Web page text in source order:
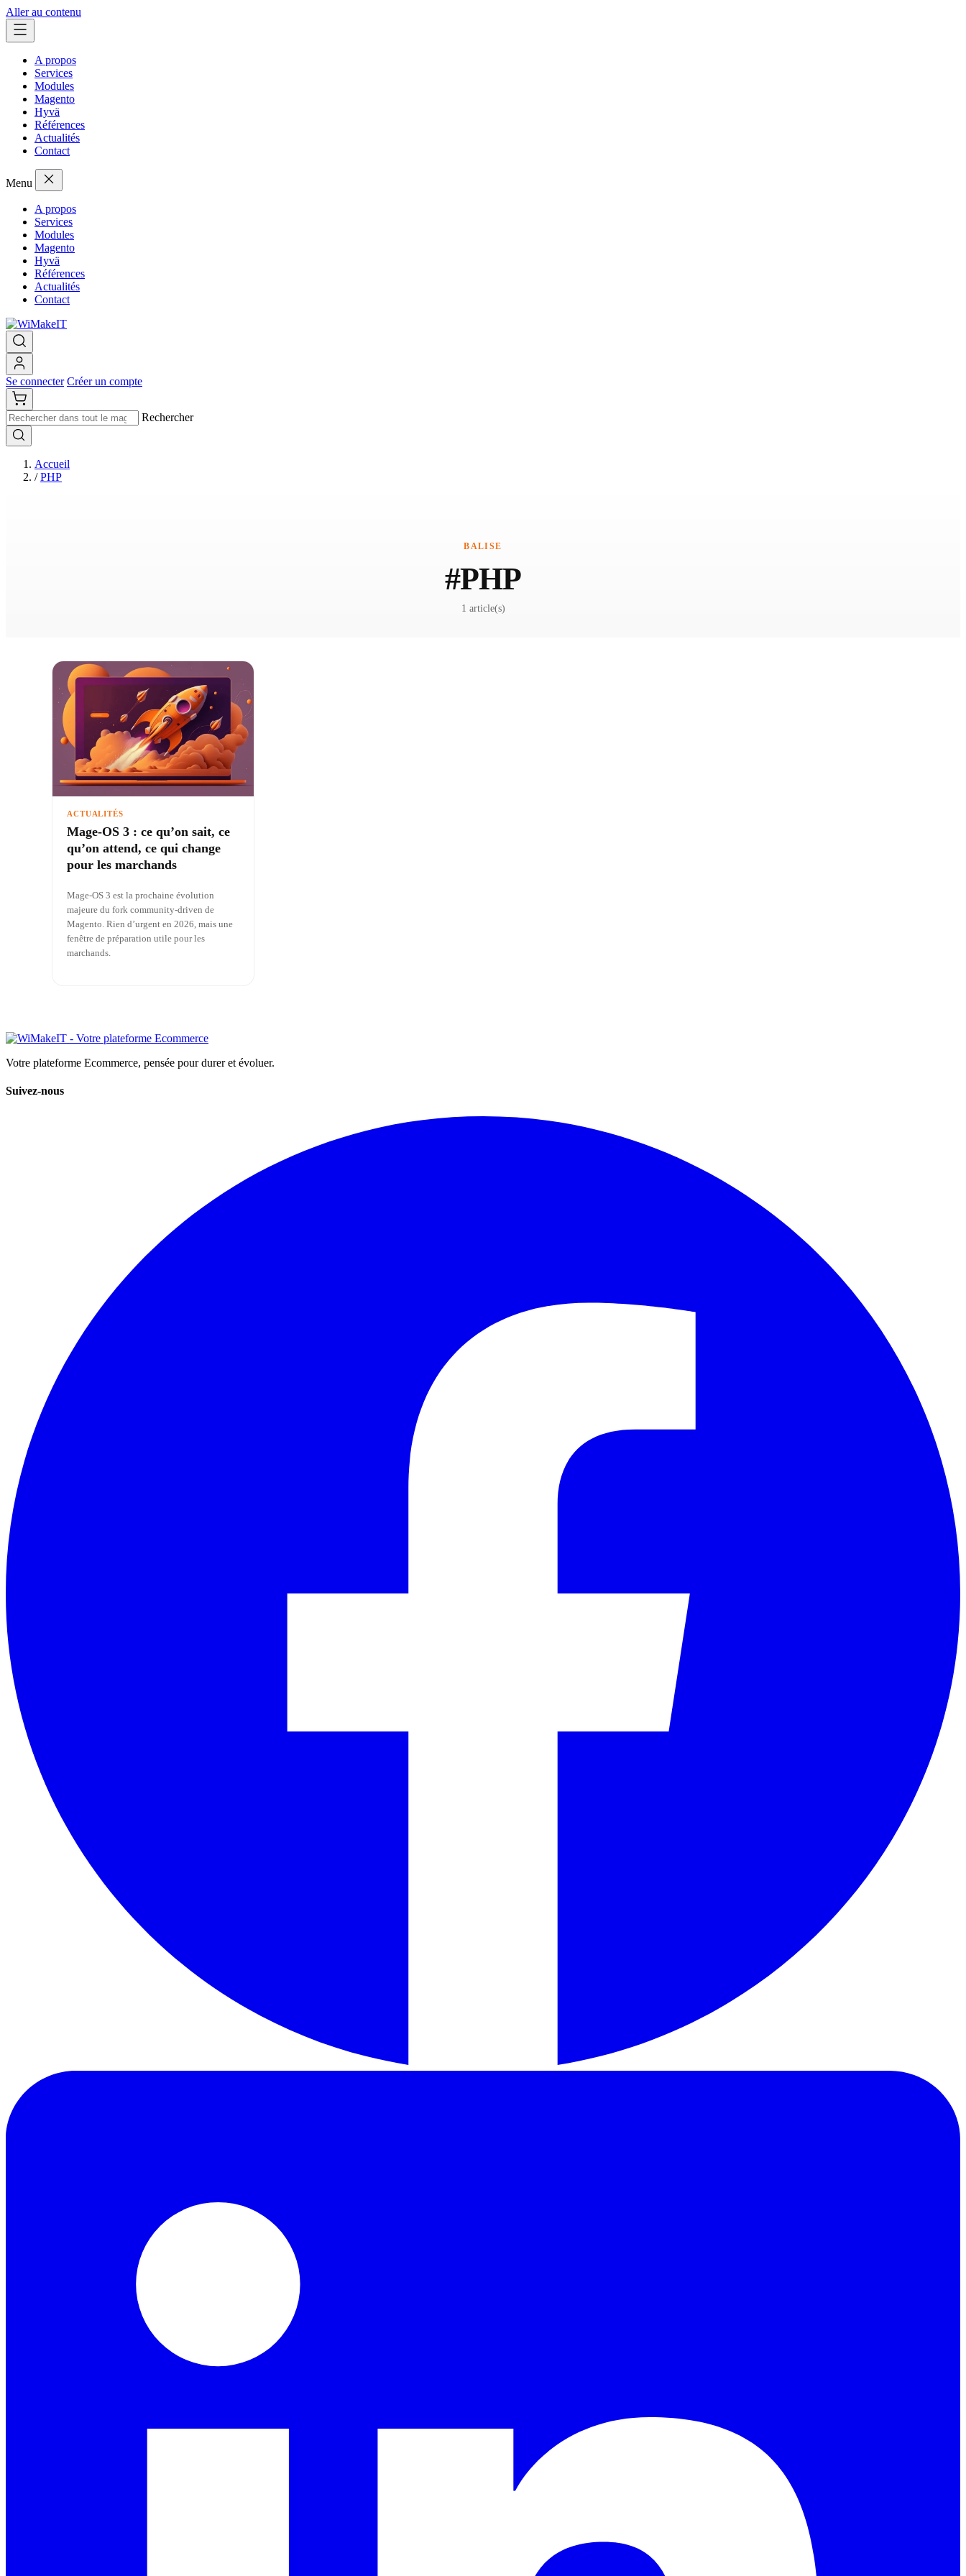
Aller au contenu
A propos
Services
Modules
Magento
Hyvä
Références
Actualités
Contact
Menu
A propos
Services
Modules
Magento
Hyvä
Références
Actualités
Contact
Se connecter Créer un compte
Rechercher
Accueil
/ PHP
BALISE
#PHP
1 article(s)
ACTUALITÉS
Mage-OS 3 : ce qu’on sait, ce
qu’on attend, ce qui change
pour les marchands
Mage-OS 3 est la prochaine évolution
majeure du fork community-driven de
Magento. Rien d’urgent en 2026, mais une
fenêtre de préparation utile pour les
marchands.
Votre plateforme Ecommerce, pensée pour durer et évoluer.
Suivez-nous